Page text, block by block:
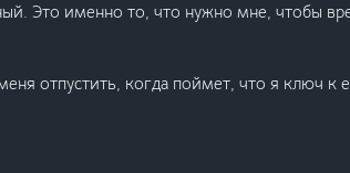
Это именно то, что нужно мне, чтобы
отпустить, когда поймет, что я ключ к